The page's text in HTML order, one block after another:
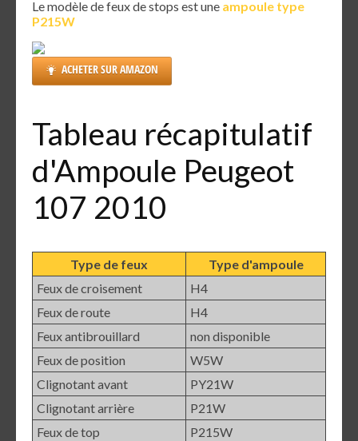
Le modèle de feux de stops est une ampoule type
P215W
ACHETER SUR AMAZON
Tableau récapitulatif
d'Ampoule Peugeot
107 2010
Type de feux
Type d'ampoule
Feux de croisement
H4
Feux de route
H4
Feux antibrouillard
non disponible
Feux de position
W5W
Clignotant avant
PY21W
Clignotant arrière
P21W
Feux de top
P215W